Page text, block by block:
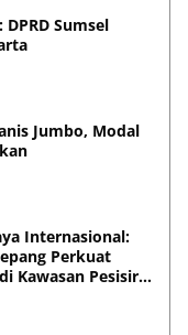
Sumsel
Jumbo, Modal
Internasional:
Perkuat
Kawasan Pesisir